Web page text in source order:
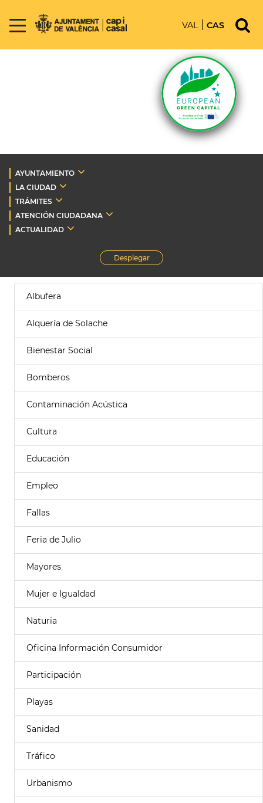
VAL CAS
AYUNTAMIENTO
LA CIUDAD
TRÁMITES
ATENCIÓN CIUDADANA
ACTUALIDAD
Desplegar
Albufera
Alquería de Solache
Bienestar Social
Bomberos
Contaminación Acústica
Cultura
Educación
Empleo
Fallas
Feria de Julio
Mayores
Mujer e Igualdad
Naturia
Oficina Información Consumidor
Participación
Playas
Sanidad
Tráfico
Urbanismo